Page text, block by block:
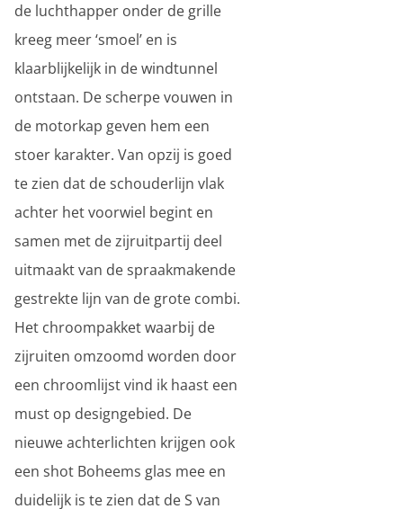
de luchthapper onder de grille
kreeg meer ‘smoel’ en is
klaarblijkelijk in de windtunnel
ontstaan. De scherpe vouwen in
de motorkap geven hem een
stoer karakter. Van opzij is goed
te zien dat de schouderlijn vlak
achter het voorwiel begint en
samen met de zijruitpartij deel
uitmaakt van de spraakmakende
gestrekte lijn van de grote combi.
Het chroompakket waarbij de
zijruiten omzoomd worden door
een chroomlijst vind ik haast een
must op designgebied. De
nieuwe achterlichten krijgen ook
een shot Boheems glas mee en
duidelijk is te zien dat de S van